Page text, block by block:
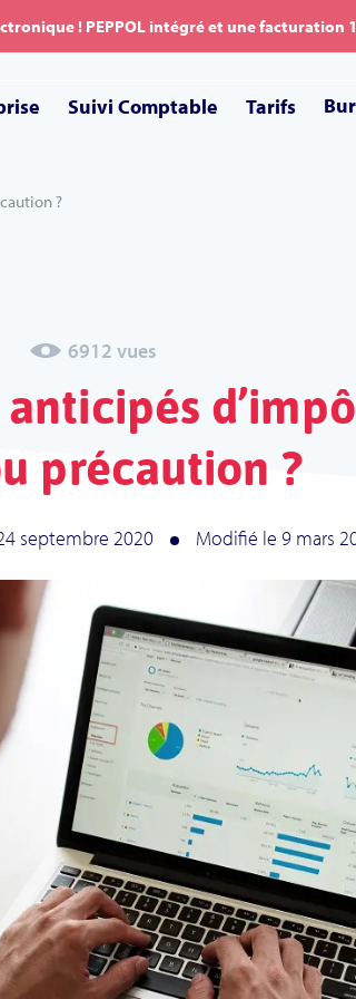
! PEPPOL intégré et une facturation
Suivi Comptable Tarifs
?
6912 vues
précaution ?
septembre 2020 Modifié le 9 mars